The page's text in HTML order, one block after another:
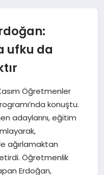
ufku da
Öğretmenler
konuştu.
adaylarını, eğitim
ağırlamaktan
Öğretmenlik
Erdoğan,